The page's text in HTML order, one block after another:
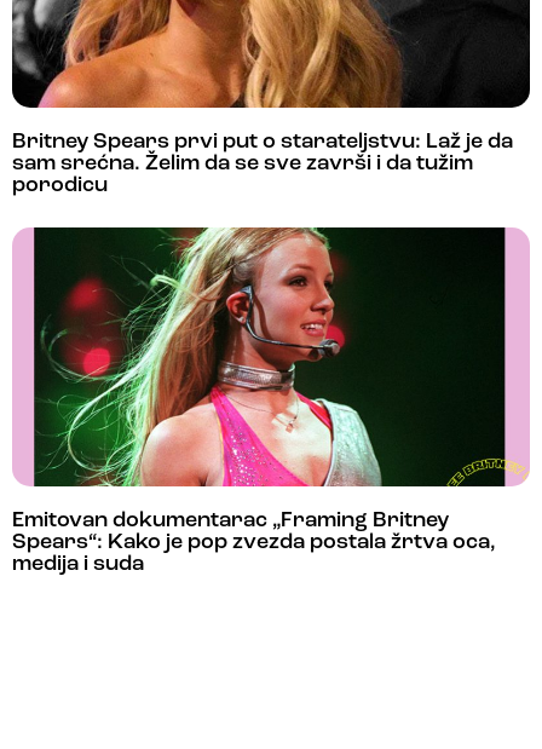
Britney Spears prvi put o starateljstvu: Laž je da
sam srećna. Želim da se sve završi i da tužim
porodicu
Emitovan dokumentarac „Framing Britney
Spears“: Kako je pop zvezda postala žrtva oca,
medija i suda